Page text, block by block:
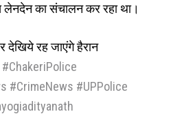
लेनदेन का संचालन कर रहा था।
देखिये रह जाएंगे हैरान
#ChakeriPolice
#CrimeNews #UPPolice